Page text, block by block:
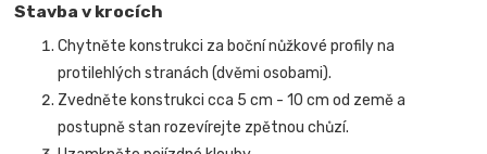
Stavba v krocích
Chytněte konstrukci za boční nůžkové profily na
protilehlých stranách (dvěmi osobami).
Zvedněte konstrukci cca 5 cm - 10 cm od země a
postupně stan rozevírejte zpětnou chůzí.